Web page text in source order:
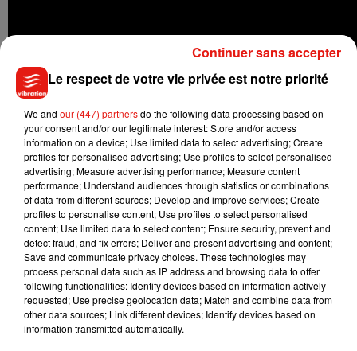
Musique
Le respect de votre vie privée est notre priorité
We and our (447) partnersdo the following data processing based on
your consent and/or our legitimate interest: Store and/or access
information on a device; Use limited data to select advertising; Create
profiles for personalised advertising; Use profiles to select personalised
advertising; Measure advertising performance; Measure content
performance; Understand audiences through statistics or combinations
of data from different sources; Develop and improve services; Create
profiles to personalise content; Use profiles to select personalised
content; Use limited data to select content; Ensure security, prevent and
detect fraud, and fix errors; Deliver and present advertising and content;
Save and communicate privacy choices. These technologies may
process personal data such as IP address and browsing data to offer
following functionalities: Identify devices based on information actively
requested; Use precise geolocation data; Match and combine data from
other data sources; Link different devices; Identify devices based on
information transmitted automatically.
Continuer sans accepter